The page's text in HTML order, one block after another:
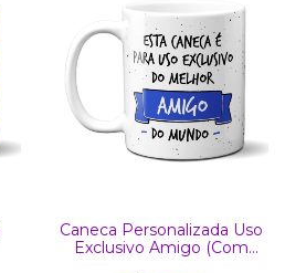
Caneca Personalizada Uso
Exclusivo Amigo (Com